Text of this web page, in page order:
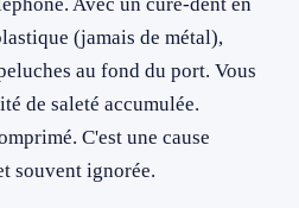
(jamais de métal),
au fond du port. Vous
de saleté accumulée.
C'est une cause
souvent ignorée.